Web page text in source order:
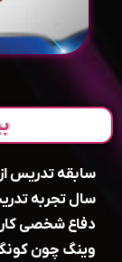
سال تجربه
دفاع شخصی
وینگ چون